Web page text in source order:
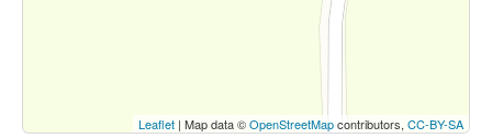
Leaflet | Map data ©OpenStreetMapcontributors, CC-BY-SA